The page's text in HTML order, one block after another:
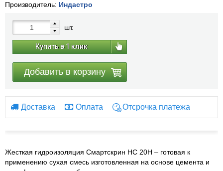
Производитель: Индастро
шт.
Купить в 1 клик
Добавить в корзину
Доставка Оплата Отсрочка платежа
Жесткая гидроизоляция Смартскрин HC 20H – готовая к
применению сухая смесь изготовленная на основе цемента и